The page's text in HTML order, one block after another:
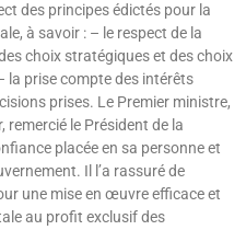
des principes édictés pour la
à savoir : – le respect de la
choix stratégiques et des choix
la prise compte des intérêts
prises. Le Premier ministre,
remercié le Président de la
placée en sa personne et
Il l’a rassuré de
une mise en œuvre efficace et
au profit exclusif des